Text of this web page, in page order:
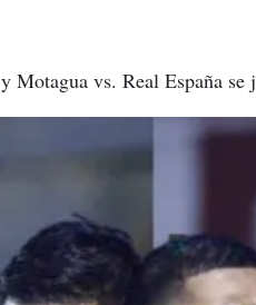
vs. Real España